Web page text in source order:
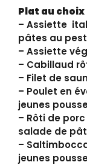
Plat au choix
– Assiette
pâtes au
– Assiette
– Cabillaud
– Filet de
– Poulet en
jeunes
– Rôti de
salade de
–
jeunes